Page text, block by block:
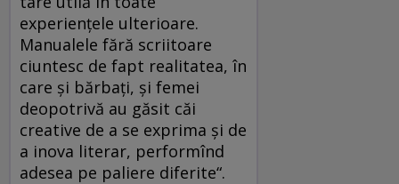
experiențele ulterioare.
Manualele fără scriitoare
ciuntesc de fapt realitatea, în
care și bărbați, și femei
deopotrivă au găsit căi
creative de a se exprima și de
a inova literar, performînd
adesea pe paliere diferite“.